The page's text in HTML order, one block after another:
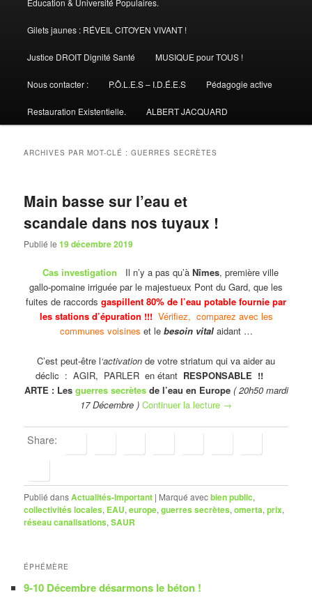
Gilets jaunes : RÉVEIL CITOYEN VIVANT !
Justice DROIT Dignité Santé MUSIQUE pour TOUS !
Nous contacter : P.Ô.L.E.S – I.D.É.E.S Pédagogie active
Restauration Existentielle. ALBERT JACQUARD
ARCHIVES PAR MOT-CLÉ :GUERRES SECRÈTES
Main basse sur l’eau et
scandale dans nos tuyaux !
Publié le19 décembre 2019
Cas investigation Il n’y a pas qu’à Nîmes, première ville
gallo-pomaine irriguée par le majestueux Pont du Gard, que les
fuites de raccords gaspillent 80% de l’eau potable fournie par
les stations d’épuration !!! Vérifiez, comparez avec les
communes voisines et lebesoin vitalaidant …
C’est peut-être l‘activation de votre striatum qui va aider au
déclic : AGIR, PARLER en étant RESPONSABLE !!
ARTE : Les guerres secrètesde l’eau en Europe ( 20h50 mardi
17 Décembre ) Continuer la lecture →
Share:
Publié dansActualités-Important | Marqué avecbien public,
collectivités locales, EAU,europe,guerres secrètes,omerta,prix,
réseau canalisations,SAUR
ÉPHÉMÈRE
9-10 Décembre désarmons le béton !